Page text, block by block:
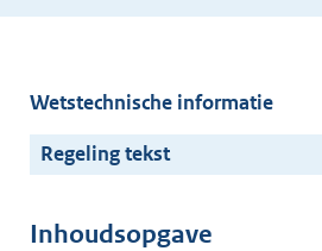
Wetstechnische informatie
Regeling tekst
Inhoudsopgave